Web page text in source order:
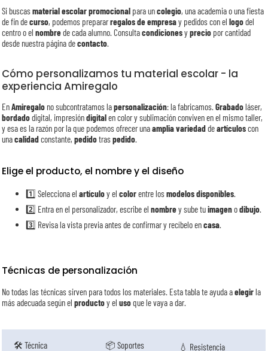
Si buscasmaterial escolar promocional para uncolegio, una academia o una fiesta
de fin decurso, podemos prepararregalos de empresay pedidos con ellogodel
centro o elnombrede cada alumno. Consultacondicionesyprecio por cantidad
desde nuestra página decontacto.
Cómo personalizamos tu material escolar - la
experiencia Amiregalo
EnAmiregalo no subcontratamos lapersonalización: la fabricamos.Grabadoláser,
bordadodigital, impresióndigitalen color y sublimación conviven en el mismo taller,
y esa es la razón por la que podemos ofrecer unaamplia variedaddeartículoscon
unacalidadconstante,pedidotraspedido.
Elige el producto, el nombre y el diseño
1️⃣ Selecciona elartículoy elcolorentre losmodelosdisponibles.
2️⃣ Entra en el personalizador, escribe elnombrey sube tuimagenodibujo.
3️⃣ Revisa la vista previa antes de confirmar y recíbelo encasa.
Técnicas de personalización
No todas las técnicas sirven para todos los materiales. Esta tabla te ayuda aelegirla
más adecuada según elproductoy elusoque le vaya a dar.
🛠️ Técnica 📦 Soportes 💧 Resistencia